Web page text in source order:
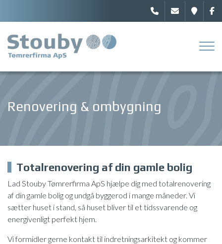
Renovering & ombygning
Totalrenovering af din gamle bolig
Lad Stouby Tømrerfirma ApS hjælpe dig med totalrenovering
af din gamle bolig og undgå byggerod i mange måneder. Vi
sætter huset i stand, så huset bliver til et tidssvarende og
energivenligt perfekt hjem.
Vi formidler gerne kontakt til indretningsarkitekt og kommer